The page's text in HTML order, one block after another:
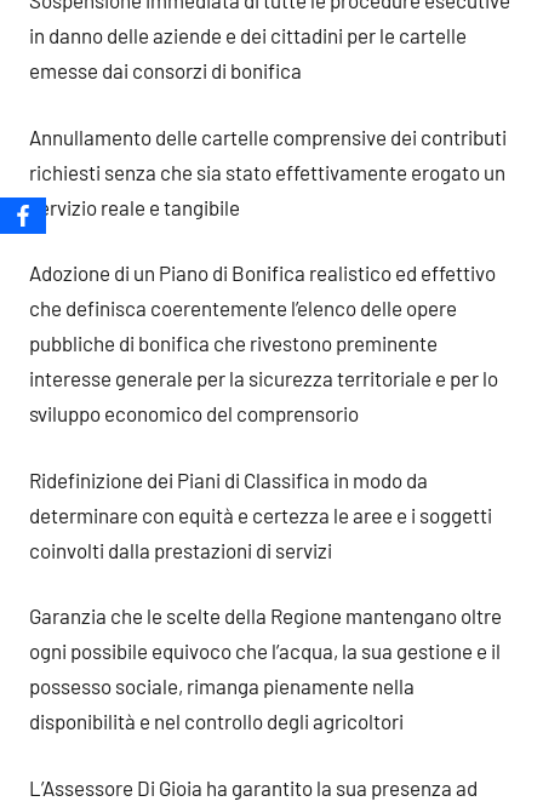
in danno delle aziende e dei cittadini per le cartelle
emesse dai consorzi di bonifica
Annullamento delle cartelle comprensive dei contributi
richiesti senza che sia stato effettivamente erogato un
servizio reale e tangibile
Adozione di un Piano di Bonifica realistico ed effettivo
che definisca coerentemente l’elenco delle opere
pubbliche di bonifica che rivestono preminente
interesse generale per la sicurezza territoriale e per lo
sviluppo economico del comprensorio
Ridefinizione dei Piani di Classifica in modo da
determinare con equità e certezza le aree e i soggetti
coinvolti dalla prestazioni di servizi
Garanzia che le scelte della Regione mantengano oltre
ogni possibile equivoco che l’acqua, la sua gestione e il
possesso sociale, rimanga pienamente nella
disponibilità e nel controllo degli agricoltori
L’Assessore Di Gioia ha garantito la sua presenza ad